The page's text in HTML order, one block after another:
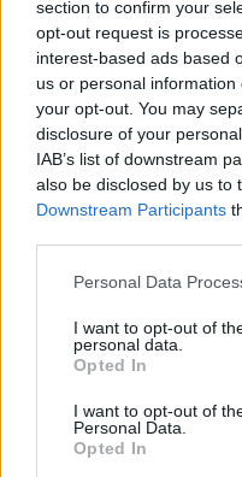
section to confirm your
opt-out request is
interest-based ads based
us or personal
your opt-out. You may
disclosure of your
IAB’s list of downstream
also be disclosed by us to
Downstream Participants
Please note that this
not limited to your visit or
grant or deny consent to
use your data for below
consent section.
Personal Data
I want to opt-out of
personal data.
Opted In
I want to opt-out of
Personal Data.
Opted In
συναγερμό πυρκαγιάς
ΑΝΑΡΤΗΘΗΚΕ ΑΠΟ GMYLONAS
Έρχεται καύσωνας και